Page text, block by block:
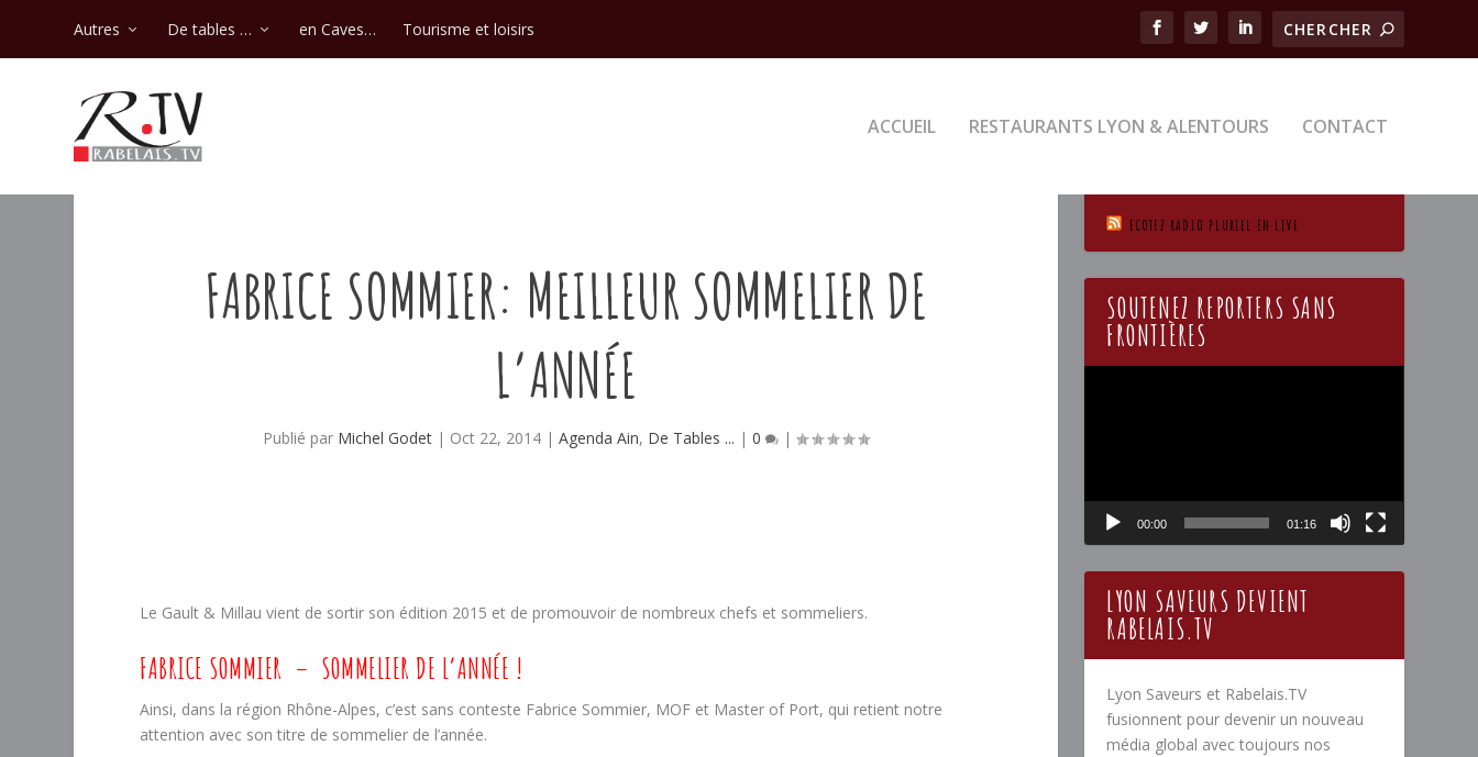
Autres De tables … en Caves… Tourisme et loisirs
ACCUEIL RESTAURANTS LYON & ALENTOURS CONTACT
FABRICE SOMMIER: MEILLEUR SOMMELIER DE
L’ANNÉE
Publié par Michel Godet | Oct 22, 2014 |Agenda Ain, De Tables ... |0 |
Le Gault & Millau vient de sortir son édition 2015 et de promouvoir de nombreux chefs et sommeliers.
FABRICE SOMMIER – SOMMELIER DE L’ANNÉE !
Ainsi, dans la région Rhône-Alpes, c’est sans conteste Fabrice Sommier, MOF et Master of Port, qui retient notre
attention avec son titre de sommelier de l’année.
ECOTEZ RADIO PLURIEL EN LIVE
SOUTENEZ REPORTERS SANS
FRONTIÈRES
00:00 01:16
LYON SAVEURS DEVIENT
RABELAIS.TV
Lyon Saveurs et Rabelais.TV
fusionnent pour devenir un nouveau
média global avec toujours nos